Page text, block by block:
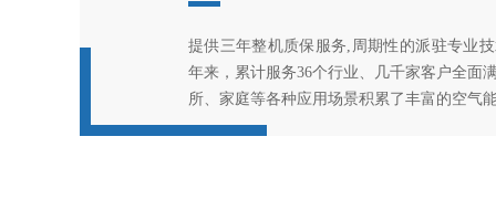
提供三年整机质保服务,周期性的派驻专业
年来，累计服务36个行业、几千家客户全面
所、家庭等各种应用场景积累了丰富的空气